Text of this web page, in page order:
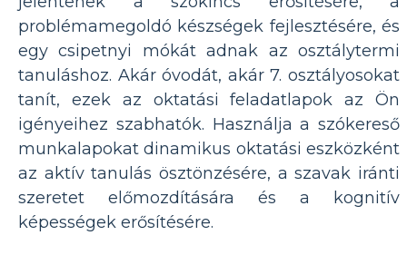
problémamegoldó készségek fejlesztésére, és
egy csipetnyi mókát adnak az osztálytermi
tanuláshoz. Akár óvodát, akár 7. osztályosokat
tanít, ezek az oktatási feladatlapok az Ön
igényeihez szabhatók. Használja a szókereső
munkalapokat dinamikus oktatási eszközként
az aktív tanulás ösztönzésére, a szavak iránti
szeretet előmozdítására és a kognitív
képességek erősítésére.